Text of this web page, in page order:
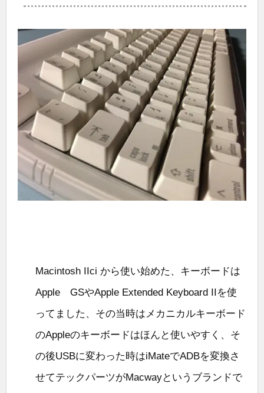
Macintosh IIci から使い始めた、キーボードは
Apple GSやApple Extended Keyboard IIを使
ってました、その当時はメカニカルキーボード
のAppleのキーボードはほんと使いやすく、そ
の後USBに変わった時はiMateでADBを変換さ
せてテックパーツがMacwayというブランドで